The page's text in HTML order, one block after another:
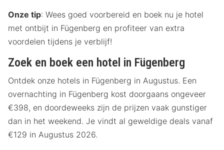
Onze tip: Wees goed voorbereid en boek nu je hotel
met ontbijt in Fügenberg en profiteer van extra
voordelen tijdens je verblijf!
Zoek en boek een hotel in Fügenberg
Ontdek onze hotels in Fügenberg in Augustus. Een
overnachting in Fügenberg kost doorgaans ongeveer
€398, en doordeweeks zijn de prijzen vaak gunstiger
dan in het weekend. Je vindt al geweldige deals vanaf
€129 in Augustus 2026.